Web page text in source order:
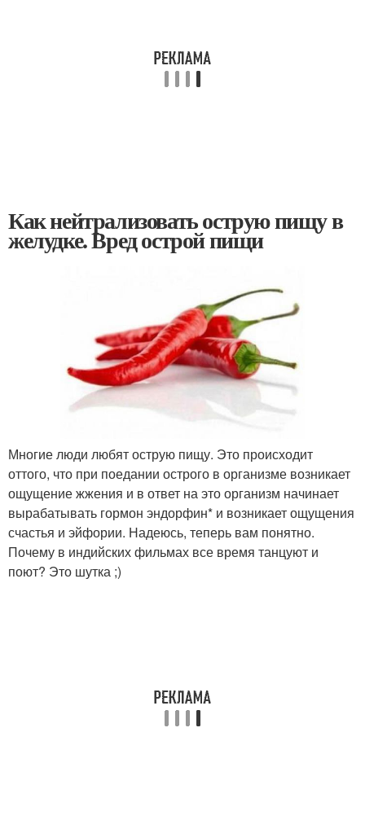
Как нейтрализовать острую пищу в
желудке. Вред острой пищи
Многие люди любят острую пищу. Это происходит
оттого, что при поедании острого в организме возникает
ощущение жжения и в ответ на это организм начинает
вырабатывать гормон эндорфин* и возникает ощущения
счастья и эйфории. Надеюсь, теперь вам понятно.
Почему в индийских фильмах все время танцуют и
поют? Это шутка ;)